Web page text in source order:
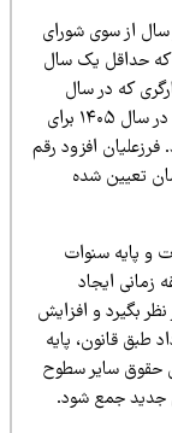
سوی شورای
یک سال
در سال
۱۴۰۴ استخدام شده باشد، از سالگرد استخدام خود در سال ۱۴۰۵ برای
افزود رقم
هزار و ۶۶۷ تومان تعیین شده
سنوات
ایجاد
و افزایش
پایه
سایر سطوح
جمع شود.